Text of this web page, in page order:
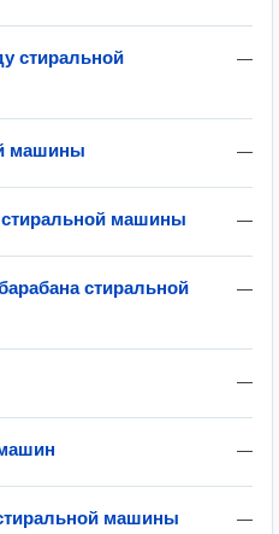
—
стиральной
—
машины
—
машины
—
стиральной
—
—
—
машины